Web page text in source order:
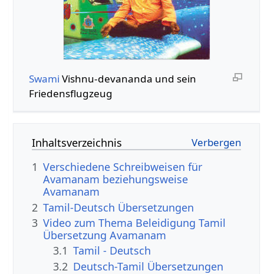
Swami Vishnu-devananda und sein
Friedensflugzeug
Inhaltsverzeichnis
1 Verschiedene Schreibweisen für
Avamanam beziehungsweise
Avamanam
2 Tamil-Deutsch Übersetzungen
3 Video zum Thema Beleidigung Tamil
Übersetzung Avamanam
3.1 Tamil - Deutsch
3.2 Deutsch-Tamil Übersetzungen